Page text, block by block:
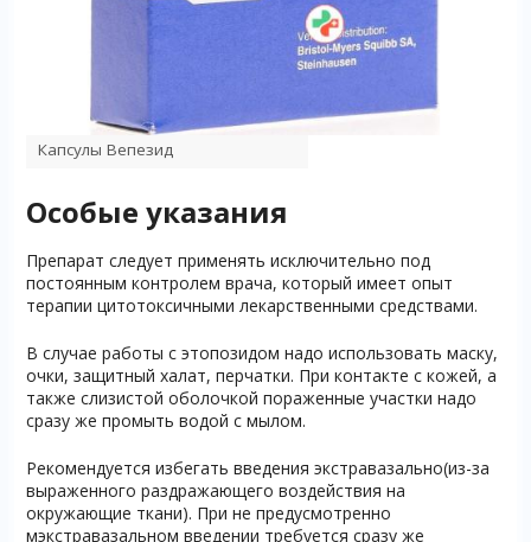
Капсулы Вепезид
Особые указания
Препарат следует применять исключительно под
постоянным контролем врача, который имеет опыт
терапии цитотоксичными лекарственными средствами.
В случае работы с этопозидом надо использовать маску,
очки, защитный халат, перчатки. При контакте с кожей, а
также слизистой оболочкой пораженные участки надо
сразу же промыть водой с мылом.
Рекомендуется избегать введения экстравазально(из-за
выраженного раздражающего воздействия на
окружающие ткани). При не предусмотренно
мэкстравазальном введении требуется сразу же